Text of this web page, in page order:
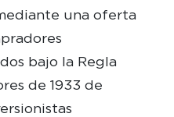
una oferta
bajo la Regla
de 1933 de